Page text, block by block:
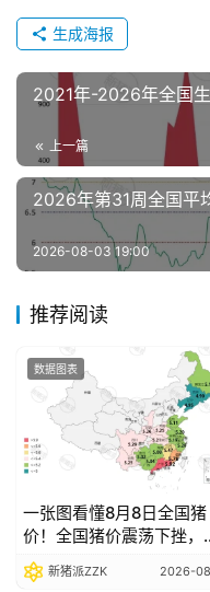
新
闻
析
报
告
据
表
今
猪
价
生成海报
2021年-2026年全国
上一篇
2026年第31周全国平
2026-08-03 19:00
推荐阅读
数据图表
一张图看懂8月8日全国猪
价！全国猪价震荡下挫，
分省份跌破5元关口
新猪派ZZK 2026-